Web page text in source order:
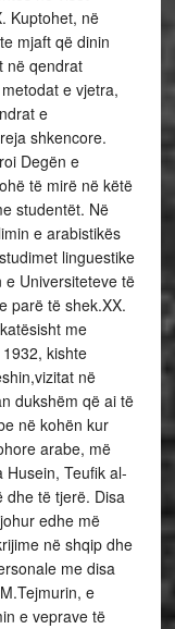
Kuptohet, në
mjaft që dinin
në qendrat
e vjetra,
e
shkencore.
Degën e
të mirë në këtë
studentët. Në
e arabistikës
linguestike
Universiteteve të
parë të shek.XX.
me
kishte
në
dukshëm që ai të
në kohën kur
arabe, më
Teufik al-
dhe të tjerë. Disa
edhe më
në shqip dhe
me disa
e
e veprave të